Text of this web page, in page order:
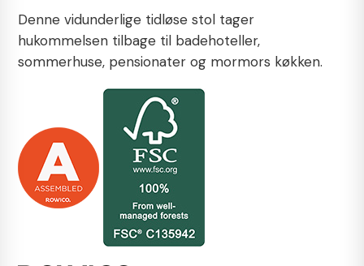
Denne vidunderlige tidløse stol tager
hukommelsen tilbage til badehoteller,
sommerhuse, pensionater og mormors køkken.